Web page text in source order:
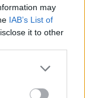
may
IAB’s List of
it to other
more Google
may click to
y el